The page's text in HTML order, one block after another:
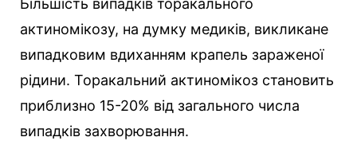
Більшість випадків торакального
актиномікозу, на думку медиків, викликане
випадковим вдиханням крапель зараженої
рідини. Торакальний актиномікоз становить
приблизно 15-20% від загального числа
випадків захворювання.